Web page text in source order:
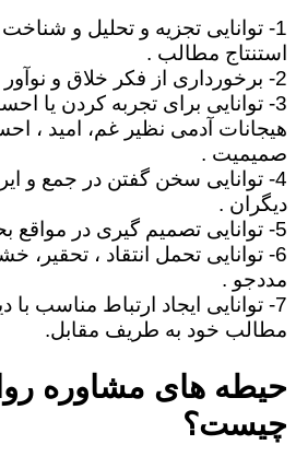
1- توانایی تجزیه و تحلیل و
استنتاج مطالب .
2- برخورداری از فکر خلاق و نوآور .
3- توانایی برای تجربه کردن یا
هیجانات آدمی نظیر غم، امید ،
صمیمیت .
4- توانایی سخن گفتن در جمع و
دیگران .
5- توانایی تصمیم گیری در مواقع بحران .
6- توانایی تحمل انتقاد ، تحقیر،
مددجو .
7- توانایی ایجاد ارتباط مناسب
مطالب خود به طریف مقابل.
حیطه های مشاوره
چیست؟